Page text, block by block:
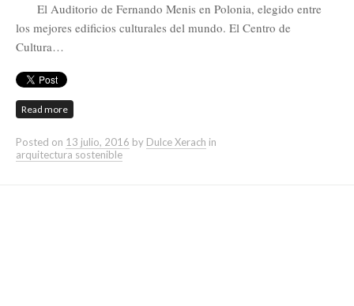
El Auditorio de Fernando Menis en Polonia, elegido entre
los mejores edificios culturales del mundo. El Centro de
Cultura…
Read more
Posted on 13 julio, 2016 by Dulce Xerach in
arquitectura sostenible